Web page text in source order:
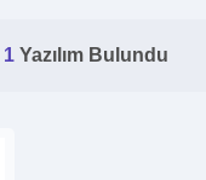
1 Yazılım Bulundu